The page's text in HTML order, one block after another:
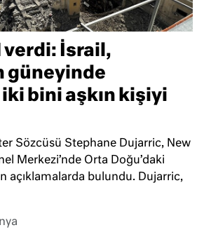
verdi: İsrail,
güneyinde
bini aşkın kişiyi
Sözcüsü Stephane Dujarric, New
Merkezi’nde Orta Doğu’daki
açıklamalarda bulundu. Dujarric,